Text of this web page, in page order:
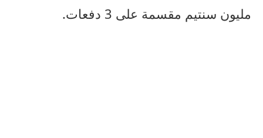
مليون سنتيم مقسمة على 3 دفعات.